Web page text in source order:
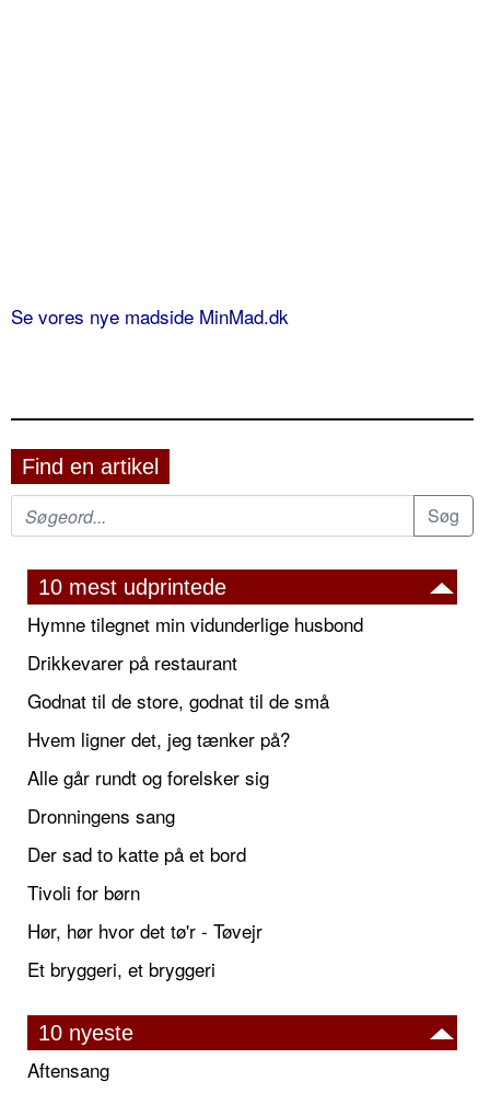
Se vores nye madside MinMad.dk
Find en artikel
10 mest udprintede
Hymne tilegnet min vidunderlige husbond
Drikkevarer på restaurant
Godnat til de store, godnat til de små
Hvem ligner det, jeg tænker på?
Alle går rundt og forelsker sig
Dronningens sang
Der sad to katte på et bord
Tivoli for børn
Hør, hør hvor det tø'r - Tøvejr
Et bryggeri, et bryggeri
10 nyeste
Aftensang